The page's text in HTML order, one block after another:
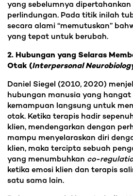
yang sebelumnya dipertahankan
perlindungan. Pada titik inilah
secara alami “memutuskan”
yang tepat untuk berubah.
2. Hubungan yang Selaras
Otak (Interpersonal
Daniel Siegel (2010, 2020)
hubungan manusia yang hangat
kemampuan langsung untuk
otak. Ketika terapis hadir
klien, mendengarkan dengan
mampu menyelaraskan diri
klien, maka tercipta sebuah
yang menumbuhkan co-
ketika emosi klien dan terapis
satu sama lain.